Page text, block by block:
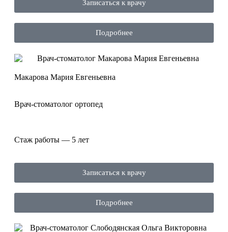
Записаться к врачу
Подробнее
Макарова Мария Евгеньевна
Врач-стоматолог ортопед
Стаж работы — 5 лет
Записаться к врачу
Подробнее